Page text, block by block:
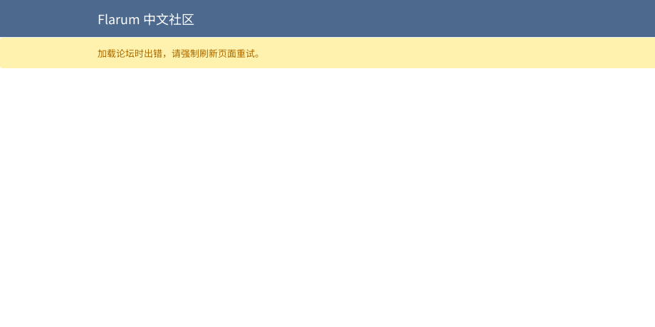
跳至内容
Flarum 中文社区
加载论坛时出错，请强制刷新页面重试。